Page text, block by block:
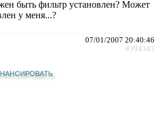
быть фильтр установлен? Может
у меня...?
07/01/2007 20:40:46
#394343